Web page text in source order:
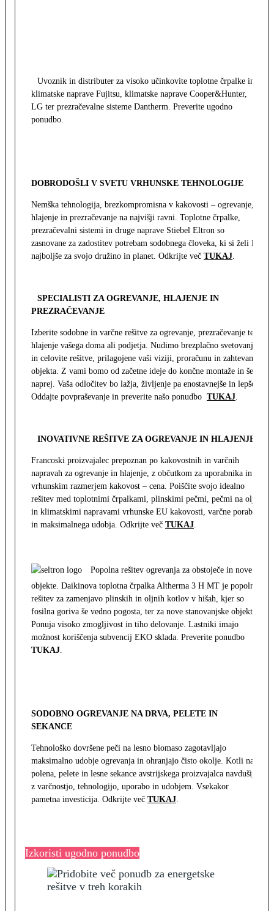
Uvoznik in distributer za visoko učinkovite toplotne črpalke in
klimatske naprave Fujitsu, klimatske naprave Cooper&Hunter,
LG ter prezračevalne sisteme Dantherm. Preverite ugodno
ponudbo.
DOBRODOŠLI V SVETU VRHUNSKE TEHNOLOGIJE
Nemška tehnologija, brezkompromisna v kakovosti – ogrevanje,
hlajenje in prezračevanje na najvišji ravni. Toplotne črpalke,
prezračevalni sistemi in druge naprave Stiebel Eltron so
zasnovane za zadostitev potrebam sodobnega človeka, ki si želi le
najboljše za svojo družino in planet. Odkrijte več TUKAJ.
SPECIALISTI ZA OGREVANJE, HLAJENJE IN
PREZRAČEVANJE
Izberite sodobne in varčne rešitve za ogrevanje, prezračevanje ter
hlajenje vašega doma ali podjetja. Nudimo brezplačno svetovanje
in celovite rešitve, prilagojene vaši viziji, proračunu in zahtevam
objekta. Z vami bomo od začetne ideje do končne montaže in še
naprej. Vaša odločitev bo lažja, življenje pa enostavnejše in lepše.
Oddajte povpraševanje in preverite našo ponudbo TUKAJ.
INOVATIVNE REŠITVE ZA OGREVANJE IN HLAJENJE
Francoski proizvajalec prepoznan po kakovostnih in varčnih
napravah za ogrevanje in hlajenje, z občutkom za uporabnika in z
vrhunskim razmerjem kakovost – cena. Poiščite svojo idealno
rešitev med toplotnimi črpalkami, plinskimi pečmi, pečmi na olje
in klimatskimi napravami vrhunske EU kakovosti, varčne porabe
in maksimalnega udobja. Odkrijte več TUKAJ.
Popolna rešitev ogrevanja za obstoječe in nove
objekte. Daikinova toplotna črpalka Altherma 3 H MT je popolna
rešitev za zamenjavo plinskih in oljnih kotlov v hišah, kjer so
fosilna goriva še vedno pogosta, ter za nove stanovanjske objekte.
Ponuja visoko zmogljivost in tiho delovanje. Lastniki imajo
možnost koriščenja subvencij EKO sklada. Preverite ponudbo
TUKAJ.
SODOBNO OGREVANJE NA DRVA, PELETE IN
SEKANCE
Tehnološko dovršene peči na lesno biomaso zagotavljajo
maksimalno udobje ogrevanja in ohranjajo čisto okolje. Kotli na
polena, pelete in lesne sekance avstrijskega proizvajalca navdušijo
z varčnostjo, tehnologijo, uporabo in udobjem. Vsekakor
pametna investicija. Odkrijte več TUKAJ.
Izkoristi ugodno ponudbo